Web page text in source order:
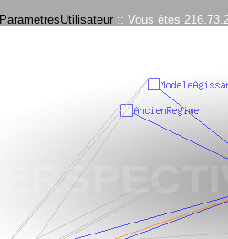
ParametresUtilisateur :: Vous êtes